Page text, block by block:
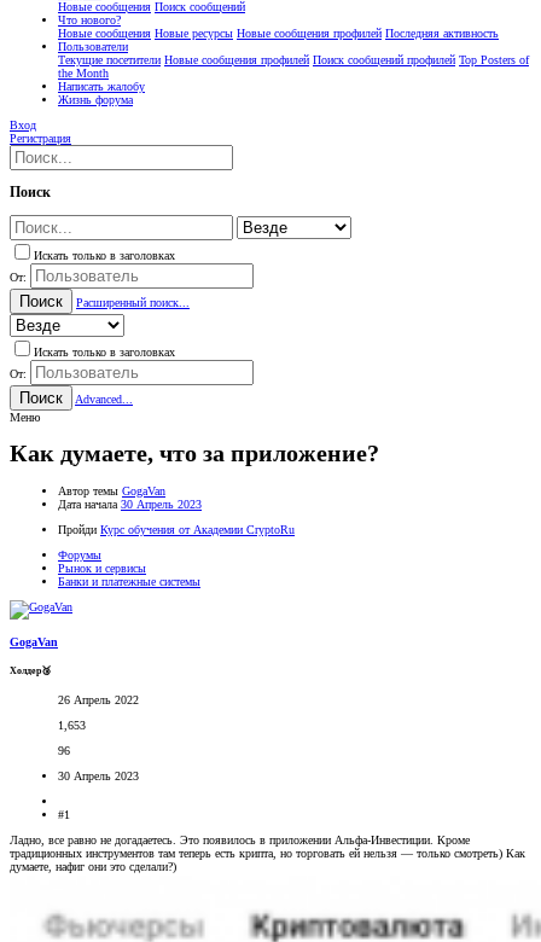
Новые сообщения Поиск сообщений
Что нового?
Новые сообщения Новые ресурсы Новые сообщения профилей Последняя активность
Пользователи
Текущие посетители Новые сообщения профилей Поиск сообщений профилей Top Posters of
the Month
Написать жалобу
Жизнь форума
Вход
Регистрация
Поиск
Искать только в заголовках
От:
Поиск Расширенный поиск...
Искать только в заголовках
От:
Поиск
Advanced...
Меню
Как думаете, что за приложение?
Автор темы GogaVan
Дата начала 30 Апрель 2023
Пройди Курс обучения от Академии CryptoRu
Форумы
Рынок и сервисы
Банки и платежные системы
GogaVan
Холдер🥉
26 Апрель 2022
1,653
96
30 Апрель 2023
#1
Ладно, все равно не догадаетесь. Это появилось в приложении Альфа-Инвестиции. Кроме
традиционных инструментов там теперь есть крипта, но торговать ей нельзя — только смотреть) Как
думаете, нафиг они это сделали?)